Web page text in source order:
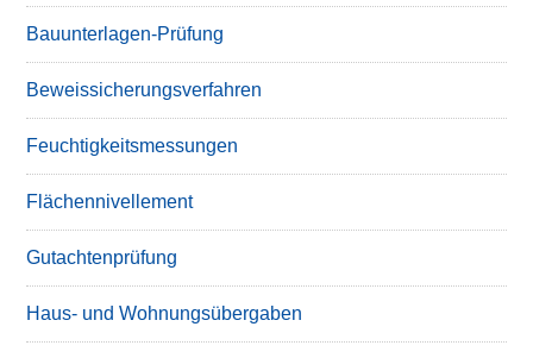
Bauunterlagen-Prüfung
Beweissicherungsverfahren
Feuchtigkeitsmessungen
Flächennivellement
Gutachtenprüfung
Haus- und Wohnungsübergaben